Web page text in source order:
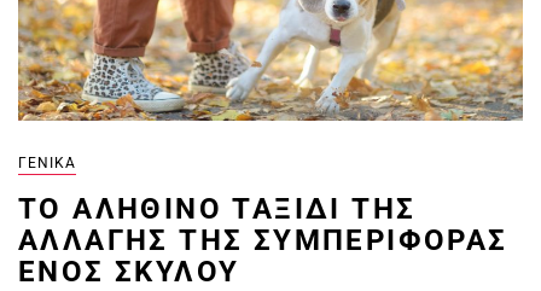
ΓΕΝΙΚΆ
ΤΟ ΑΛΗΘΙΝΌ ΤΑΞΊΔΙ ΤΗΣ
ΑΛΛΑΓΉΣ ΤΗΣ ΣΥΜΠΕΡΙΦΟΡΆΣ
ΕΝΌΣ ΣΚΎΛΟΥ